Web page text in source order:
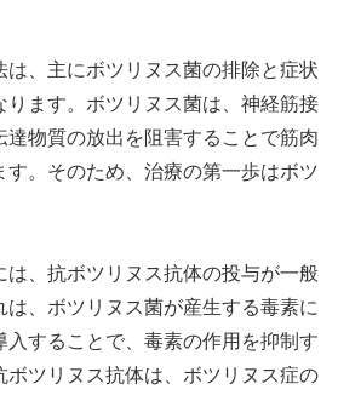
は、主にボツリヌス菌の排除と症状
ります。ボツリヌス菌は、神経筋接
達物質の放出を阻害することで筋肉
す。そのため、治療の第一歩はボツ
は、抗ボツリヌス抗体の投与が一般
は、ボツリヌス菌が産生する毒素に
入することで、毒素の作用を抑制す
ボツリヌス抗体は、ボツリヌス症の